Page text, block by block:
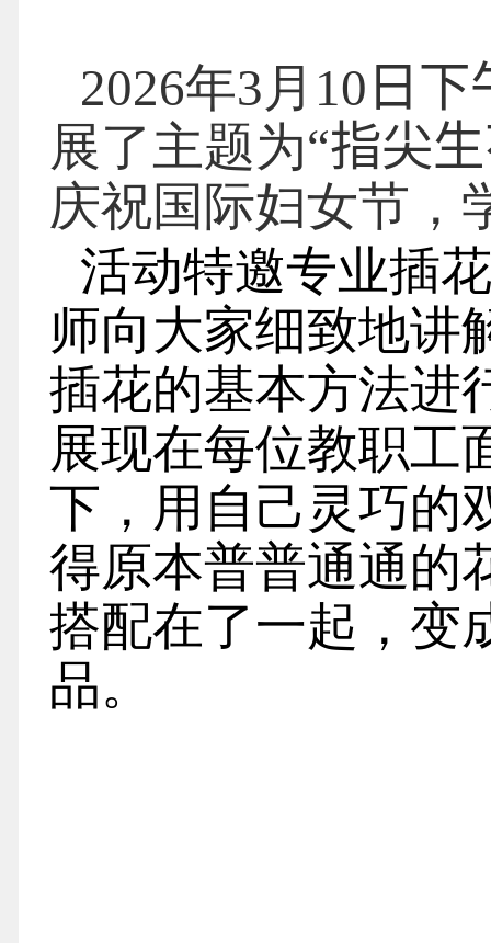
2026年3月 10 日下
展了主题为“指尖
庆祝国际妇女节，
活动特邀专业插
师向大家细致地讲
插花的基本方法进
展现在每位教职工
下，用自己灵巧的
得原本普普通通的
搭配在了一起，变
品。